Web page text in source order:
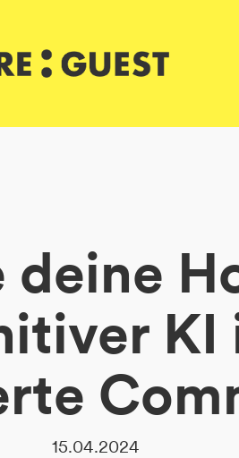
deine
KI
15.04.2024